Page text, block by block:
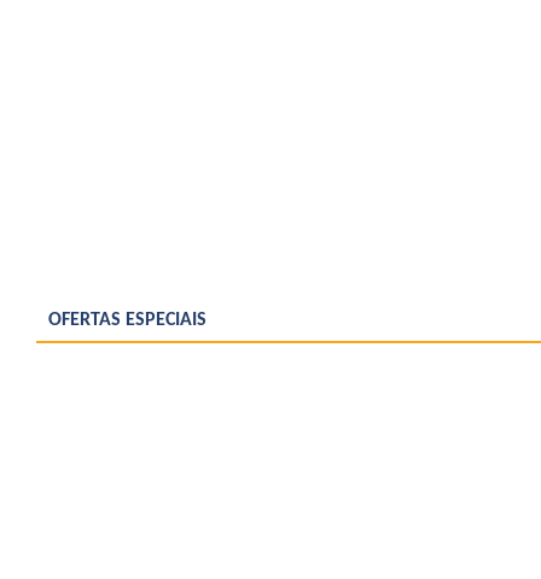
OFERTAS ESPECIAIS